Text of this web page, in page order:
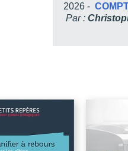
Les origines de
La compétence et son
2026 -
Par :